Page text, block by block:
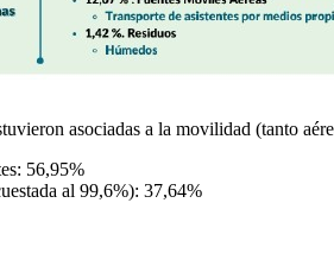
asociadas a la movilidad (tanto
56,95%
al 99,6%): 37,64%